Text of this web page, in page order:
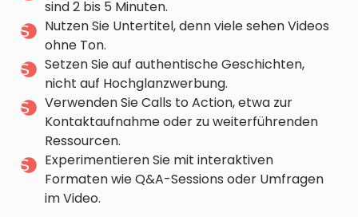
sind 2 bis 5 Minuten.
Nutzen Sie Untertitel, denn viele sehen Videos
ohne Ton.
Setzen Sie auf authentische Geschichten,
nicht auf Hochglanzwerbung.
Verwenden Sie Calls to Action, etwa zur
Kontaktaufnahme oder zu weiterführenden
Ressourcen.
Experimentieren Sie mit interaktiven
Formaten wie Q&A-Sessions oder Umfragen
im Video.